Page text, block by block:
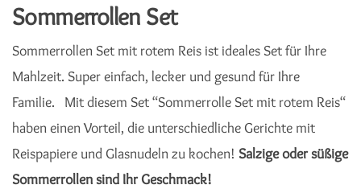
Sommerrollen Set
Sommerrollen Set mit rotem Reis ist ideales Set für Ihre
Mahlzeit. Super einfach, lecker und gesund für Ihre
Familie. Mit diesem Set “Sommerrolle Set mit rotem Reis“
haben einen Vorteil, die unterschiedliche Gerichte mit
Reispapiere und Glasnudeln zu kochen! Salzige oder süßige
Sommerrollen sind Ihr Geschmack!